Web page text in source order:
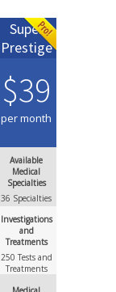
Super
Prestige
$39
per month
Available
Medical
Specialties
36 Specialties
Investigations
and
Treatments
250 Tests and
Treatments